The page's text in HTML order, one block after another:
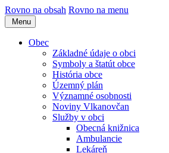
Rovno na obsah Rovno na menu
Menu
Obec
Základné údaje o obci
Symboly a štatút obce
História obce
Územný plán
Významné osobnosti
Noviny Vlkanovčan
Služby v obci
Obecná knižnica
Ambulancie
Lekáreň